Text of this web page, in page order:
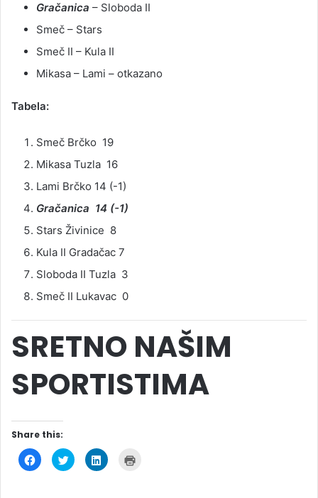
Gračanica – Sloboda II
Smeč – Stars
Smeč II – Kula II
Mikasa – Lami – otkazano
Tabela:
Smeč Brčko 19
Mikasa Tuzla 16
Lami Brčko 14 (-1)
Gračanica 14 (-1)
Stars Živinice 8
Kula II Gradačac 7
Sloboda II Tuzla 3
Smeč II Lukavac 0
SRETNO NAŠIM
SPORTISTIMA
Share this:
C
l
C
l
C
l